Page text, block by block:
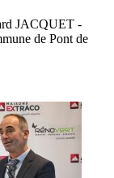
JACQUET -
de Pont de